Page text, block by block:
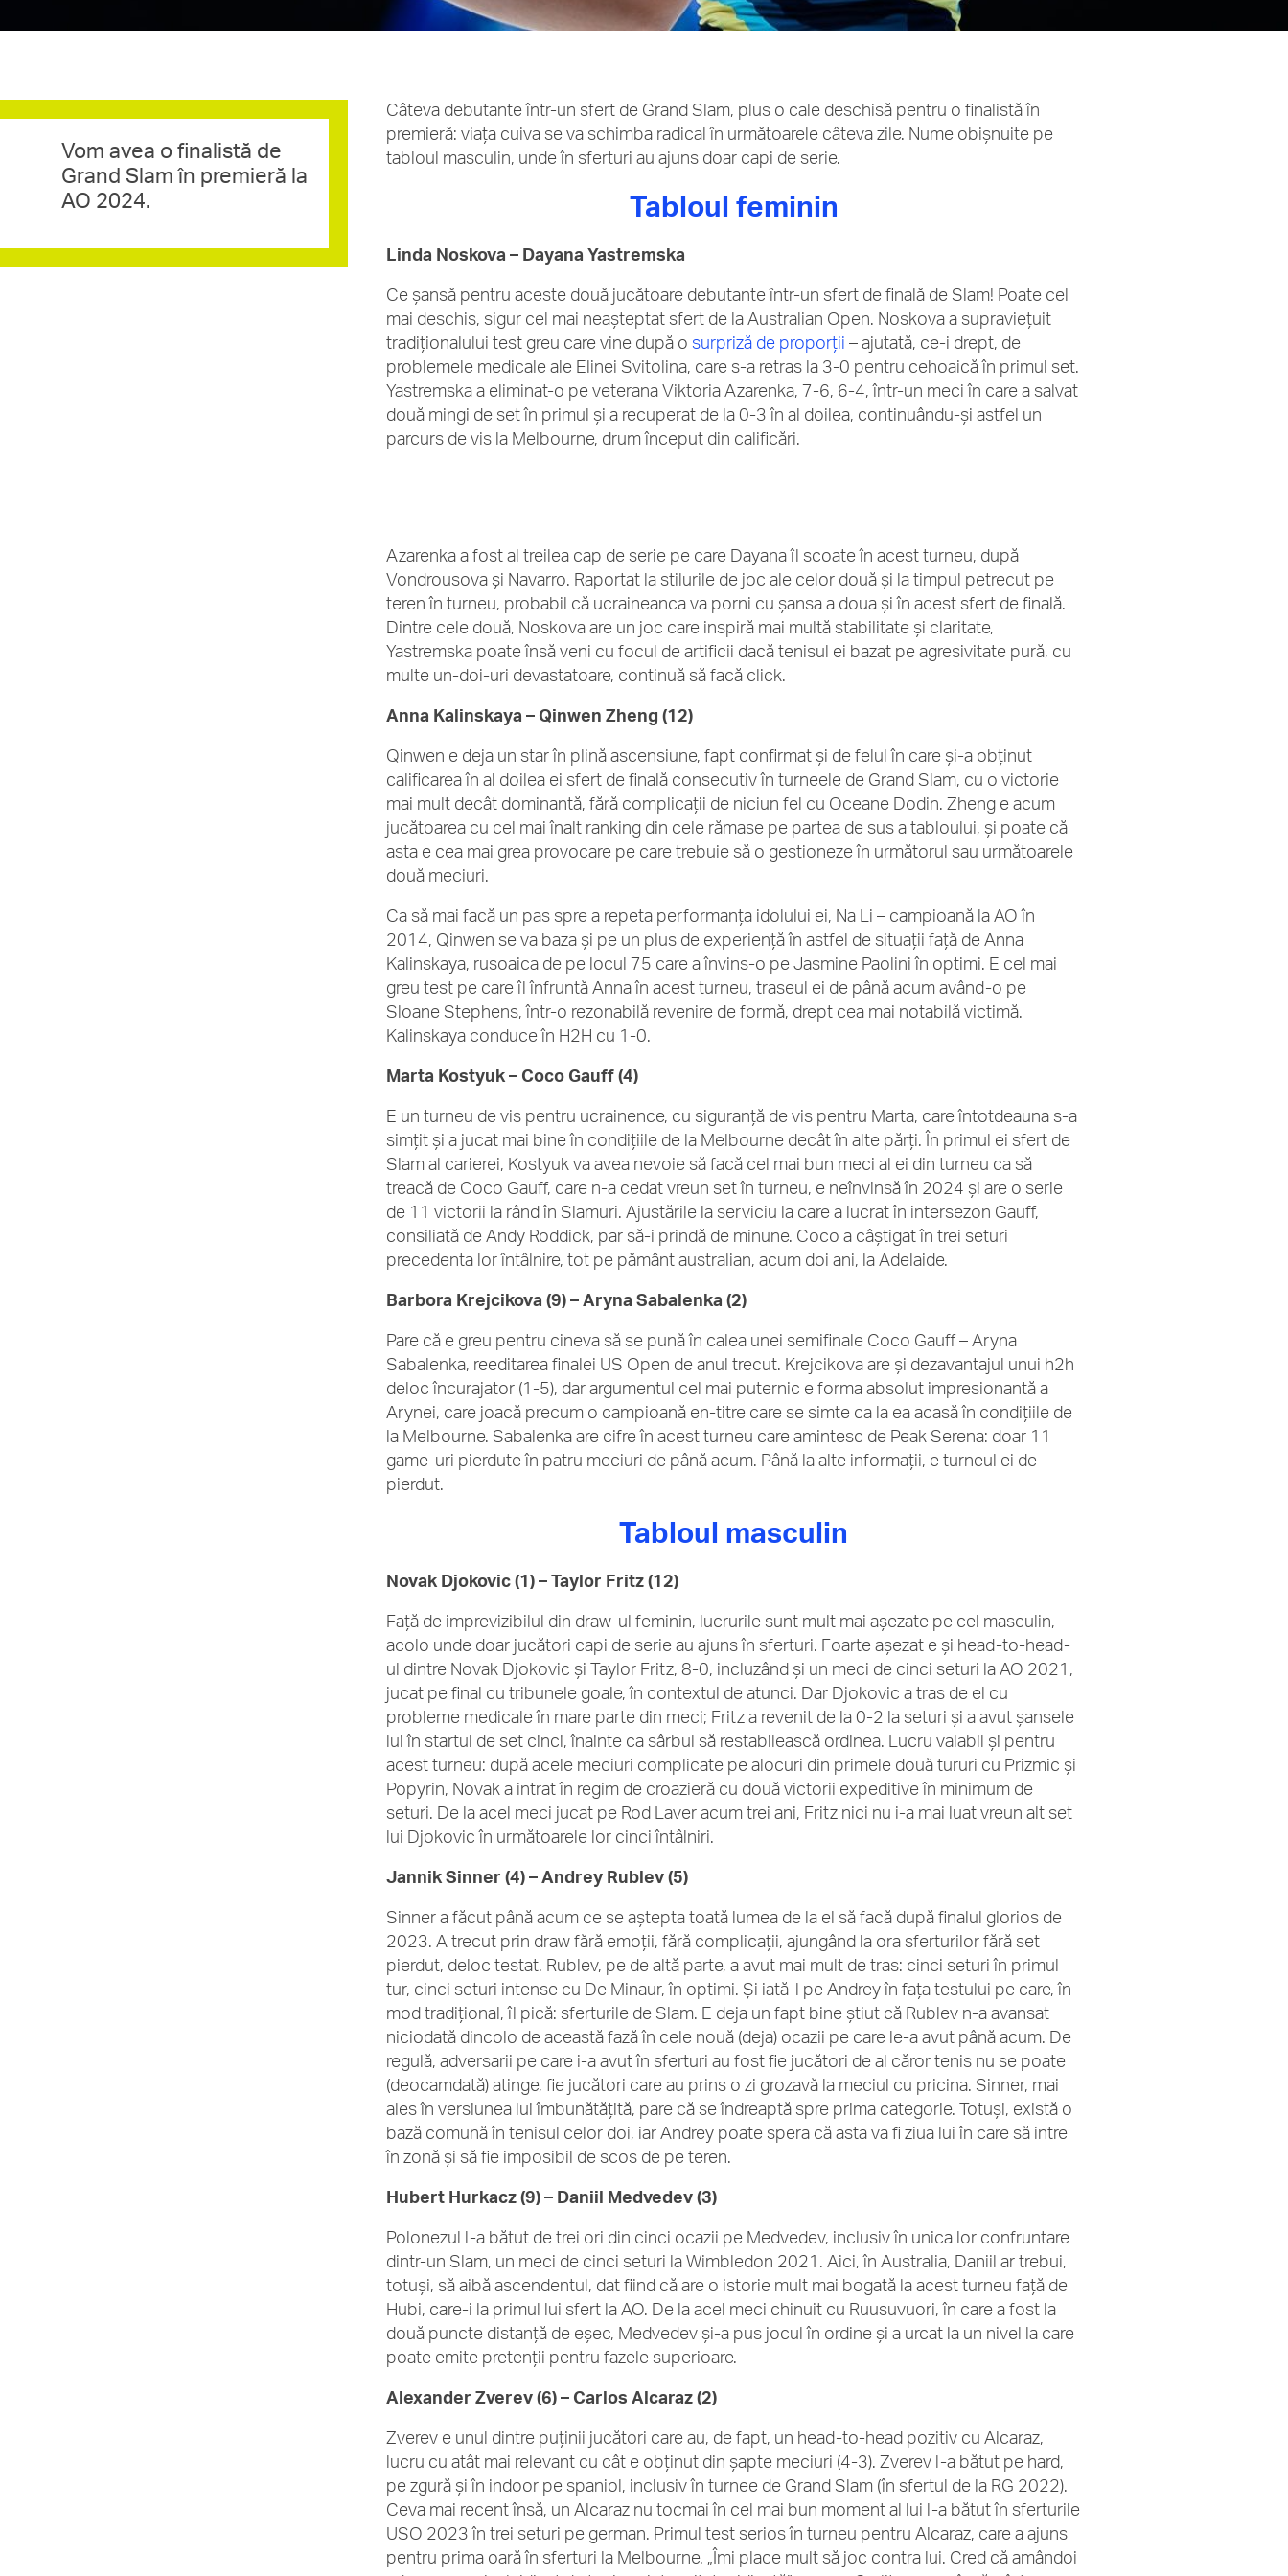
Vom avea o finalistă de
Grand Slam în premieră la
AO 2024.
Câteva debutante într-un sfert de Grand Slam, plus o cale deschisă pentru o finalistă în
premieră: viața cuiva se va schimba radical în următoarele câteva zile. Nume obișnuite pe
tabloul masculin, unde în sferturi au ajuns doar capi de serie.
Tabloul feminin
Linda Noskova – Dayana Yastremska
Ce șansă pentru aceste două jucătoare debutante într-un sfert de finală de Slam! Poate cel
mai deschis, sigur cel mai neașteptat sfert de la Australian Open. Noskova a supraviețuit
tradiționalului test greu care vine după osurpriză de proporții – ajutată, ce-i drept, de
problemele medicale ale Elinei Svitolina, care s-a retras la 3-0 pentru cehoaică în primul set.
Yastremska a eliminat-o pe veterana Viktoria Azarenka, 7-6, 6-4, într-un meci în care a salvat
două mingi de set în primul și a recuperat de la 0-3 în al doilea, continuându-și astfel un
parcurs de vis la Melbourne, drum început din calificări.
Azarenka a fost al treilea cap de serie pe care Dayana îl scoate în acest turneu, după
Vondrousova și Navarro. Raportat la stilurile de joc ale celor două și la timpul petrecut pe
teren în turneu, probabil că ucraineanca va porni cu șansa a doua și în acest sfert de finală.
Dintre cele două, Noskova are un joc care inspiră mai multă stabilitate și claritate,
Yastremska poate însă veni cu focul de artificii dacă tenisul ei bazat pe agresivitate pură, cu
multe un-doi-uri devastatoare, continuă să facă click.
Anna Kalinskaya – Qinwen Zheng (12)
Qinwen e deja un star în plină ascensiune, fapt confirmat și de felul în care și-a obținut
calificarea în al doilea ei sfert de finală consecutiv în turneele de Grand Slam, cu o victorie
mai mult decât dominantă, fără complicații de niciun fel cu Oceane Dodin. Zheng e acum
jucătoarea cu cel mai înalt ranking din cele rămase pe partea de sus a tabloului, și poate că
asta e cea mai grea provocare pe care trebuie să o gestioneze în următorul sau următoarele
două meciuri.
Ca să mai facă un pas spre a repeta performanța idolului ei, Na Li – campioană la AO în
2014, Qinwen se va baza și pe un plus de experiență în astfel de situații față de Anna
Kalinskaya, rusoaica de pe locul 75 care a învins-o pe Jasmine Paolini în optimi. E cel mai
greu test pe care îl înfruntă Anna în acest turneu, traseul ei de până acum având-o pe
Sloane Stephens, într-o rezonabilă revenire de formă, drept cea mai notabilă victimă.
Kalinskaya conduce în H2H cu 1-0.
Marta Kostyuk – Coco Gauff (4)
E un turneu de vis pentru ucrainence, cu siguranță de vis pentru Marta, care întotdeauna s-a
simțit și a jucat mai bine în condițiile de la Melbourne decât în alte părți. În primul ei sfert de
Slam al carierei, Kostyuk va avea nevoie să facă cel mai bun meci al ei din turneu ca să
treacă de Coco Gauff, care n-a cedat vreun set în turneu, e neînvinsă în 2024 și are o serie
de 11 victorii la rând în Slamuri. Ajustările la serviciu la care a lucrat în intersezon Gauff,
consiliată de Andy Roddick, par să-i prindă de minune. Coco a câștigat în trei seturi
precedenta lor întâlnire, tot pe pământ australian, acum doi ani, la Adelaide.
Barbora Krejcikova (9) – Aryna Sabalenka (2)
Pare că e greu pentru cineva să se pună în calea unei semifinale Coco Gauff – Aryna
Sabalenka, reeditarea finalei US Open de anul trecut. Krejcikova are și dezavantajul unui h2h
deloc încurajator (1-5), dar argumentul cel mai puternic e forma absolut impresionantă a
Arynei, care joacă precum o campioană en-titre care se simte ca la ea acasă în condițiile de
la Melbourne. Sabalenka are cifre în acest turneu care amintesc de Peak Serena: doar 11
game-uri pierdute în patru meciuri de până acum. Până la alte informații, e turneul ei de
pierdut.
Tabloul masculin
Novak Djokovic (1) – Taylor Fritz (12)
Față de imprevizibilul din draw-ul feminin, lucrurile sunt mult mai așezate pe cel masculin,
acolo unde doar jucători capi de serie au ajuns în sferturi. Foarte așezat e și head-to-head-
ul dintre Novak Djokovic și Taylor Fritz, 8-0, incluzând și un meci de cinci seturi la AO 2021,
jucat pe final cu tribunele goale, în contextul de atunci. Dar Djokovic a tras de el cu
probleme medicale în mare parte din meci; Fritz a revenit de la 0-2 la seturi și a avut șansele
lui în startul de set cinci, înainte ca sârbul să restabilească ordinea. Lucru valabil și pentru
acest turneu: după acele meciuri complicate pe alocuri din primele două tururi cu Prizmic și
Popyrin, Novak a intrat în regim de croazieră cu două victorii expeditive în minimum de
seturi. De la acel meci jucat pe Rod Laver acum trei ani, Fritz nici nu i-a mai luat vreun alt set
lui Djokovic în următoarele lor cinci întâlniri.
Jannik Sinner (4) – Andrey Rublev (5)
Sinner a făcut până acum ce se aștepta toată lumea de la el să facă după finalul glorios de
2023. A trecut prin draw fără emoții, fără complicații, ajungând la ora sferturilor fără set
pierdut, deloc testat. Rublev, pe de altă parte, a avut mai mult de tras: cinci seturi în primul
tur, cinci seturi intense cu De Minaur, în optimi. Și iată-l pe Andrey în fața testului pe care, în
mod tradițional, îl pică: sferturile de Slam. E deja un fapt bine știut că Rublev n-a avansat
niciodată dincolo de această fază în cele nouă (deja) ocazii pe care le-a avut până acum. De
regulă, adversarii pe care i-a avut în sferturi au fost fie jucători de al căror tenis nu se poate
(deocamdată) atinge, fie jucători care au prins o zi grozavă la meciul cu pricina. Sinner, mai
ales în versiunea lui îmbunătățită, pare că se îndreaptă spre prima categorie. Totuși, există o
bază comună în tenisul celor doi, iar Andrey poate spera că asta va fi ziua lui în care să intre
în zonă și să fie imposibil de scos de pe teren.
Hubert Hurkacz (9) – Daniil Medvedev (3)
Polonezul l-a bătut de trei ori din cinci ocazii pe Medvedev, inclusiv în unica lor confruntare
dintr-un Slam, un meci de cinci seturi la Wimbledon 2021. Aici, în Australia, Daniil ar trebui,
totuși, să aibă ascendentul, dat fiind că are o istorie mult mai bogată la acest turneu față de
Hubi, care-i la primul lui sfert la AO. De la acel meci chinuit cu Ruusuvuori, în care a fost la
două puncte distanță de eșec, Medvedev și-a pus jocul în ordine și a urcat la un nivel la care
poate emite pretenții pentru fazele superioare.
Alexander Zverev (6) – Carlos Alcaraz (2)
Zverev e unul dintre puținii jucători care au, de fapt, un head-to-head pozitiv cu Alcaraz,
lucru cu atât mai relevant cu cât e obținut din șapte meciuri (4-3). Zverev l-a bătut pe hard,
pe zgură și în indoor pe spaniol, inclusiv în turnee de Grand Slam (în sfertul de la RG 2022).
Ceva mai recent însă, un Alcaraz nu tocmai în cel mai bun moment al lui l-a bătut în sferturile
USO 2023 în trei seturi pe german. Primul test serios în turneu pentru Alcaraz, care a ajuns
pentru prima oară în sferturi la Melbourne. „Îmi place mult să joc contra lui. Cred că amândoi